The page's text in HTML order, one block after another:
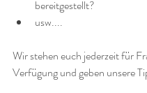
bereitgestellt?
usw....
Wir stehen euch jederzeit für
Verfügung und geben unsere